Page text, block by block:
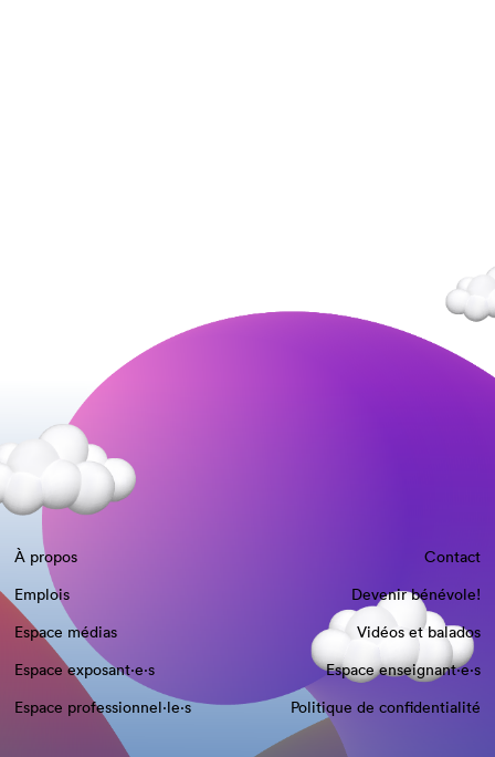
À propos
Contact
Emplois
Devenir bénévole!
Espace médias
Vidéos et balados
Espace exposant·e⋅s
Espace enseignant·e⋅s
Espace professionnel·le⋅s
Politique de confidentialité